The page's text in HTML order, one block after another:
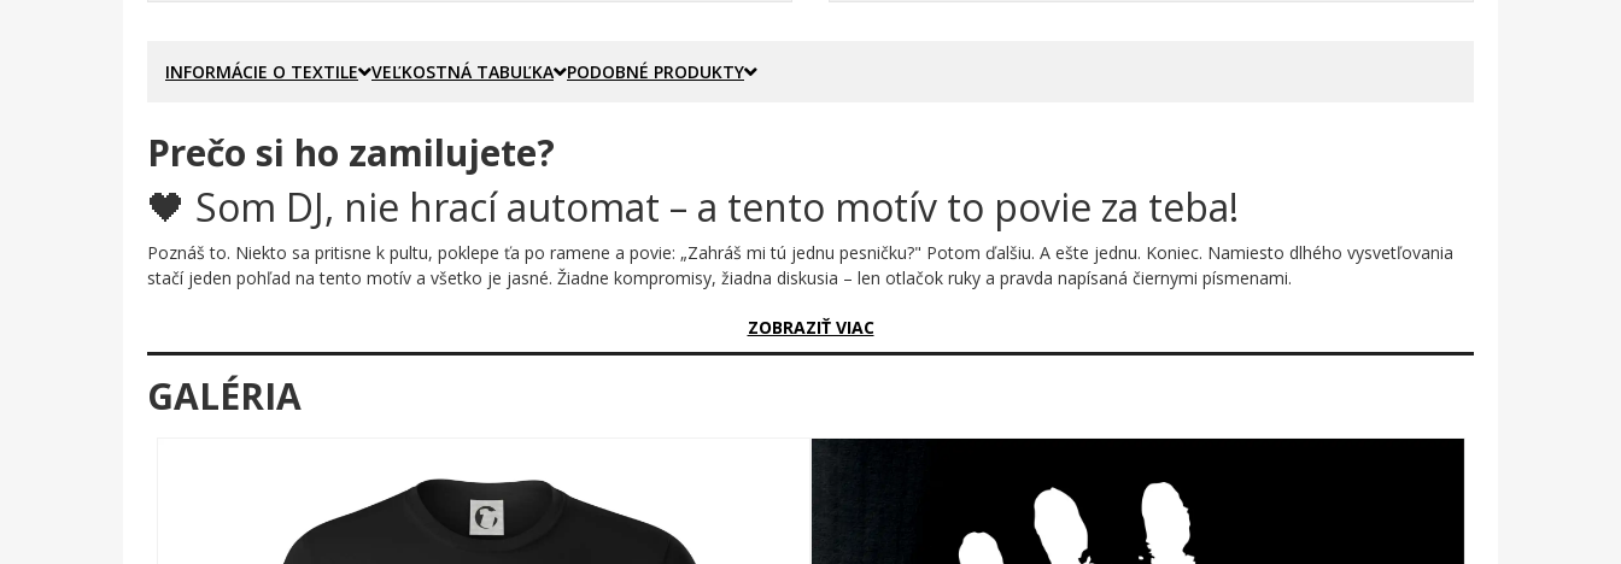
INFORMÁCIE O TEXTILE VEĽKOSTNÁ TABUĽKA PODOBNÉ PRODUKTY
Prečo si ho zamilujete?
🖤 Som DJ, nie hrací automat – a tento motív to povie za teba!
Poznáš to. Niekto sa pritisne k pultu, poklepe ťa po ramene a povie: „Zahráš mi tú jednu pesničku?" Potom ďalšiu. A ešte jednu. Koniec. Namiesto dlhého vysvetľovania
stačí jeden pohľad na tento motív a všetko je jasné. Žiadne kompromisy, žiadna diskusia – len otlačok ruky a pravda napísaná čiernymi písmenami.
Grafika je razantná a nezabudnuteľná. Celú plochu ovláda masívny odtlačok dlane v čiernej farbe s výraznou grunge textúrou – akoby niekto namočil ruku do atramentu a
vtlačil ju priamo do priestoru. V strede dlaňového odtlačku sa vynímajú slová NO REQUEST, zasadené do čiernej škvrny ako definitívne vyhlásenie. Pod tým nasleduje
Komu urobí radosť?
🎯 Každému DJovi, ktorý má dosť nevyžiadaných prianí počas setu
🔥 Milovníkom elektronickej hudby a nočnej zábavy
ZOBRAZIŤ VIAC
GALÉRIA